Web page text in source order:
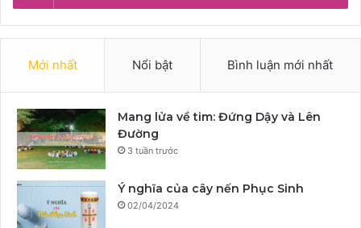
Mới nhất Nổi bật Bình luận mới nhất
Mang lửa về tim: Đứng Dậy và Lên
Đường
3 tuần trước
Ý nghĩa của cây nến Phục Sinh
02/04/2024